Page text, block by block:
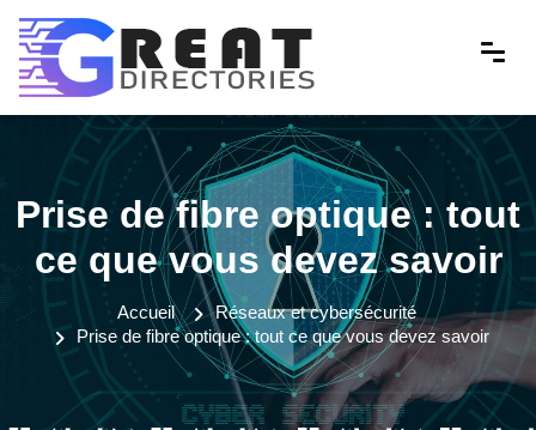
Prise de fibre optique : tout
ce que vous devez savoir
Accueil
Réseaux et cybersécurité
Prise de fibre optique : tout ce que vous devez savoir